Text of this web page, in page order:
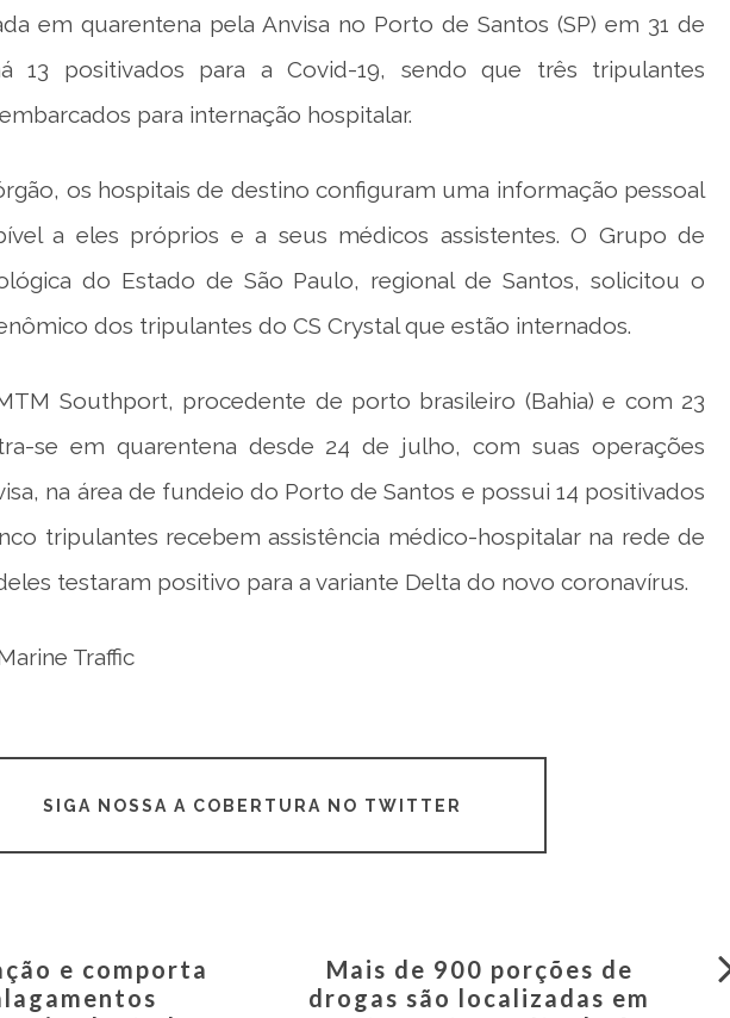
em quarentena pela Anvisa no Porto de Santos (SP) em 31 de
13 positivados para a Covid-19, sendo que três tripulantes
para internação hospitalar.
os hospitais de destino configuram uma informação pessoal
a eles próprios e a seus médicos assistentes. O Grupo de
do Estado de São Paulo, regional de Santos, solicitou o
dos tripulantes do CS Crystal que estão internados.
Southport, procedente de porto brasileiro (Bahia) e com 23
se em quarentena desde 24 de julho, com suas operações
na área de fundeio do Porto de Santos e possui 14 positivados
tripulantes recebem assistência médico-hospitalar na rede de
testaram positivo para a variante Delta do novo coronavírus.
Traffic
SIGA NOSSA A COBERTURA NO TWITTER
e comporta
Mais de 900 porções de
drogas são localizadas em